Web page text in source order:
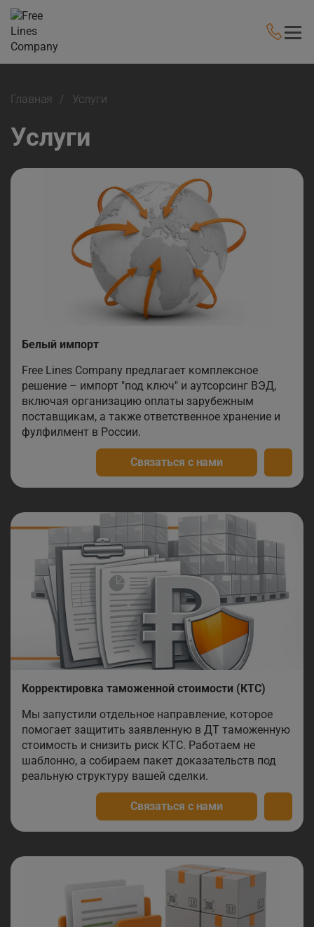
Главная Услуги
Услуги
Белый импорт
Free Lines Company предлагает комплексное
решение – импорт "под ключ" и аутсорсинг ВЭД,
включая организацию оплаты зарубежным
поставщикам, а также ответственное хранение и
фулфилмент в России.
Связаться с нами
Корректировка таможенной стоимости (КТС)
Мы запустили отдельное направление, которое
помогает защитить заявленную в ДТ таможенную
стоимость и снизить риск КТС. Работаем не
шаблонно, а собираем пакет доказательств под
реальную структуру вашей сделки.
Связаться с нами